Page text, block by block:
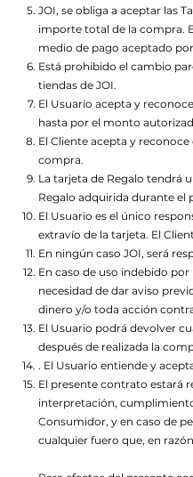
JOI, se obliga a aceptar las
importe total de la compra.
medio de pago aceptado
Está prohibido el cambio
tiendas de JOI.
El Usuario acepta y
hasta por el monto
El Cliente acepta y
compra.
La tarjeta de Regalo tendrá
Regalo adquirida durante el
El Usuario es el único
extravío de la tarjeta. El
En ningún caso JOI, será
En caso de uso indebido
necesidad de dar aviso
dinero y/o toda acción
El Usuario podrá devolver
después de realizada la
. El Usuario entiende y
El presente contrato estará
interpretación,
Consumidor, y en caso de
cualquier fuero que, en